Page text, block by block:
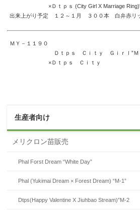
×Ｄｔｐｓ (City Girl X Marriage Ring)”
出来上がり予定 １２～１月 ３００本 白弁赤リ
ＭＹ－１１９０
Ｄｔｐｓ Ｃｉｔｙ Ｇｉｒｌ”Ｍ
×Ｄｔｐｓ Ｃｉｔｙ
生産者向け
メリクロン苗販売
Phal Forst Dream “White Day”
Phal (Yukimai Dream × Forest Dream) “M-1”
Dtps(Happy Valentine X Jiuhbao Stream)”M-2